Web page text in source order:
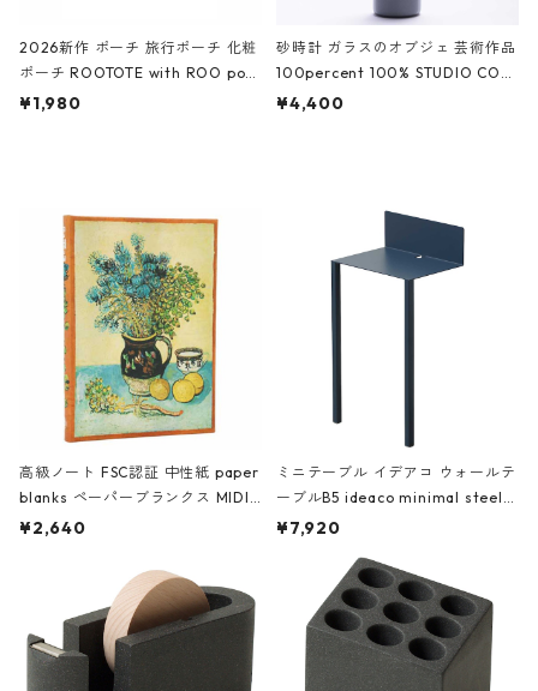
2026新作 ポーチ 旅行ポーチ 化粧
ポーチ ROOTOTE with ROO pou
ch 3532 ルートート WR.ポーチ.ラ
¥1,980
砂時計 ガラスのオブジェ 芸術作品
100percent 100% STUDIO COH
AKU Timeless 100パーセント ス
¥4,400
高級ノート FSC認証 中性紙 paper
blanks ペーパーブランクス MIDI
ハードカバー 罫線 ヴァン・ゴッホ
¥2,640
ミニテーブル イデアコ ウォールテ
ーブルB5 ideaco minimal steel f
urniture WALL Table B5 ネイビー
¥7,920